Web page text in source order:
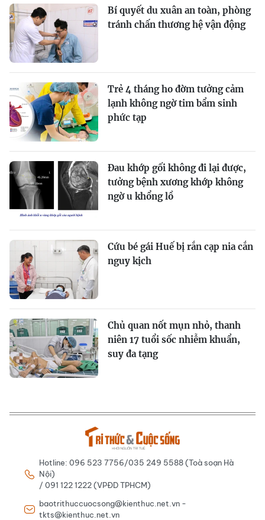
Bí quyết du xuân an toàn, phòng
tránh chấn thương hệ vận động
Trẻ 4 tháng ho đờm tưởng cảm
lạnh không ngờ tim bẩm sinh
phức tạp
Đau khớp gối không đi lại được,
tưởng bệnh xương khớp không
ngờ u khổng lồ
Cứu bé gái Huế bị rắn cạp nia cắn
nguy kịch
Chủ quan nốt mụn nhỏ, thanh
niên 17 tuổi sốc nhiễm khuẩn,
suy đa tạng
Hotline: 096 523 7756/035 249 5588 (Toà soạn Hà
Nội)
/ 091 122 1222 (VPĐD TPHCM)
baotrithuccuocsong@kienthuc.net.vn -
tkts@kienthuc.net.vn